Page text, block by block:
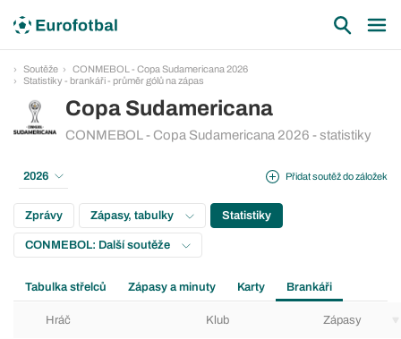
Soutěže
CONMEBOL - Copa Sudamericana 2026
Statistiky - brankáři - průměr gólů na zápas
Copa Sudamericana
CONMEBOL - Copa Sudamericana 2026 - statistiky
Přidat soutěž do záložek
2026
Zprávy Zápasy, tabulky Statistiky
CONMEBOL: Další soutěže
Tabulka střelců Zápasy a minuty Karty Brankáři
Hráč Klub Zápasy